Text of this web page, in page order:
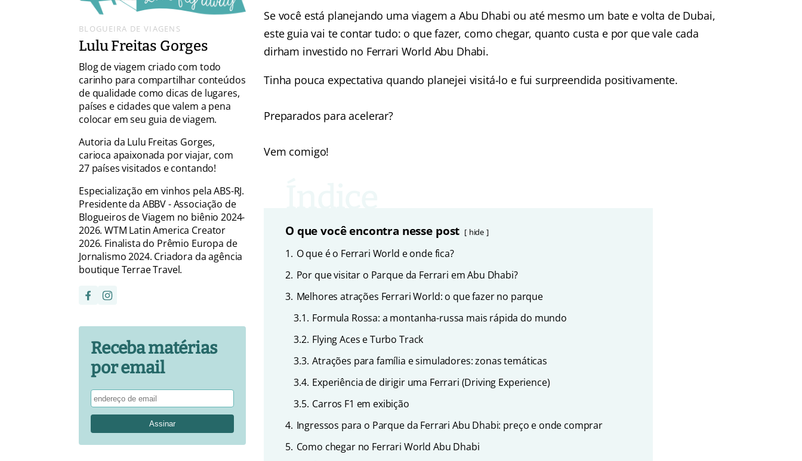
Se você está planejando uma viagem a Abu Dhabi ou até mesmo um bate e volta de Dubai,
este guia vai te contar tudo: o que fazer, como chegar, quanto custa e por que vale cada
dirham investido no Ferrari World Abu Dhabi.
Tinha pouca expectativa quando planejei visitá-lo e fui surpreendida positivamente.
Preparados para acelerar?
Vem comigo!
O que você encontra nesse post hide
1. O que é o Ferrari World e onde fica?
2. Por que visitar o Parque da Ferrari em Abu Dhabi?
3. Melhores atrações Ferrari World: o que fazer no parque
3.1. Formula Rossa: a montanha-russa mais rápida do mundo
3.2. Flying Aces e Turbo Track
3.3. Atrações para família e simuladores: zonas temáticas
3.4. Experiência de dirigir uma Ferrari (Driving Experience)
3.5. Carros F1 em exibição
4. Ingressos para o Parque da Ferrari Abu Dhabi: preço e onde comprar
5. Como chegar no Ferrari World Abu Dhabi
BLOGUEIRA DE VIAGENS
Lulu Freitas Gorges
Blog de viagem criado com todo
carinho para compartilhar conteúdos
de qualidade como dicas de lugares,
países e cidades que valem a pena
colocar em seu guia de viagem.
Autoria da Lulu Freitas Gorges,
carioca apaixonada por viajar, com
27 países visitados e contando!
Especialização em vinhos pela ABS-RJ.
Presidente da ABBV - Associação de
Blogueiros de Viagem no biênio 2024-
2026. WTM Latin America Creator
2026. Finalista do Prêmio Europa de
Jornalismo 2024. Criadora da agência
boutique Terrae Travel.
Receba matérias
por email